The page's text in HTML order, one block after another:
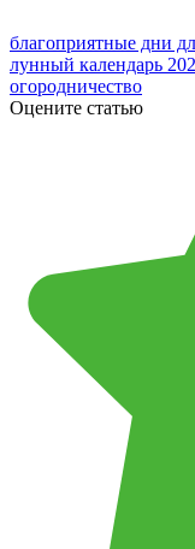
благоприятные дни
лунный календарь
огородничество
Оцените статью